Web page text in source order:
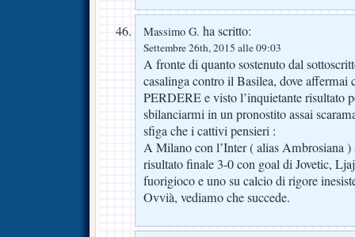
Massimo G. ha scritto:
Settembre 26th, 2015 alle 09:03
A fronte di quanto sostenuto dal
casalinga contro il Basilea, dove affermai
PERDERE e visto l’inquietante risultato
sbilanciarmi in un pronostito assai
sfiga che i cattivi pensieri :
A Milano con l’Inter ( alias Ambrosiana )
risultato finale 3-0 con goal di Jovetic,
fuorigioco e uno su calcio di rigore
Ovvià, vediamo che succede.